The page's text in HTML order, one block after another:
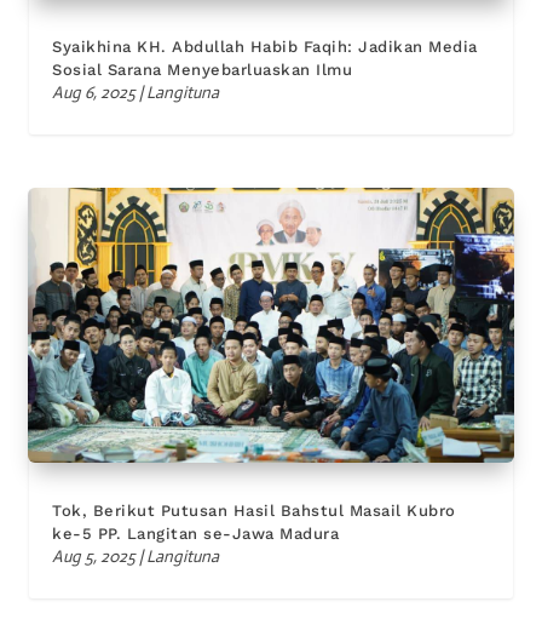
Syaikhina KH. Abdullah Habib Faqih: Jadikan Media
Sosial Sarana Menyebarluaskan Ilmu
Aug 6, 2025|Langituna
Tok, Berikut Putusan Hasil Bahstul Masail Kubro
ke-5 PP. Langitan se-Jawa Madura
Aug 5, 2025|Langituna